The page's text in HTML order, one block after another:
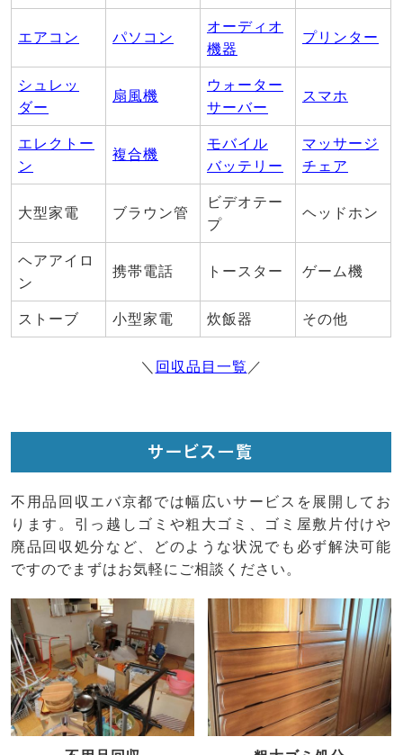
エアコン パソコン
オーディオ
機器
プリンター
シュレッ
ダー
扇風機
ウォーター
サーバー
スマホ
エレクトー
ン
複合機
モバイル
バッテリー
マッサージ
チェア
大型家電 ブラウン管
ビデオテー
プ
ヘッドホン
ヘアアイロ
ン
携帯電話 トースター ゲーム機
ストーブ 小型家電 炊飯器 その他
＼ 回収品目一覧 ／
サービス一覧
不用品回収エバ京都では幅広いサービスを展開してお
ります。引っ越しゴミや粗大ゴミ、ゴミ屋敷片付けや
廃品回収処分など、どのような状況でも必ず解決可能
ですのでまずはお気軽にご相談ください。